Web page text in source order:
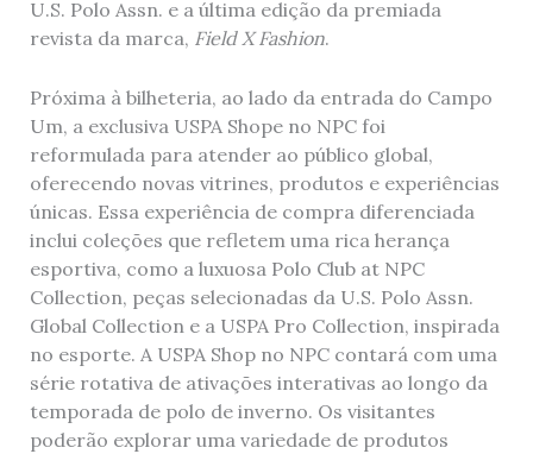
U.S. Polo Assn. e a última edição da premiada
revista da marca, Field X Fashion.
Próxima à bilheteria, ao lado da entrada do Campo
Um, a exclusiva USPA Shope no NPC foi
reformulada para atender ao público global,
oferecendo novas vitrines, produtos e experiências
únicas. Essa experiência de compra diferenciada
inclui coleções que refletem uma rica herança
esportiva, como a luxuosa Polo Club at NPC
Collection, peças selecionadas da U.S. Polo Assn.
Global Collection e a USPA Pro Collection, inspirada
no esporte. A USPA Shop no NPC contará com uma
série rotativa de ativações interativas ao longo da
temporada de polo de inverno. Os visitantes
poderão explorar uma variedade de produtos